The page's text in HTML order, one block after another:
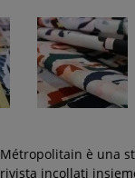
Métropolitain è una
rivista incollati